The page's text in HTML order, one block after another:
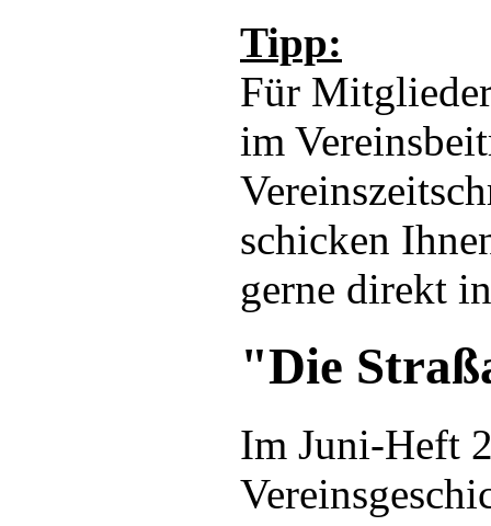
Tipp:
Für
im
schicken
gerne direkt
"Die
Im Juni-Heft